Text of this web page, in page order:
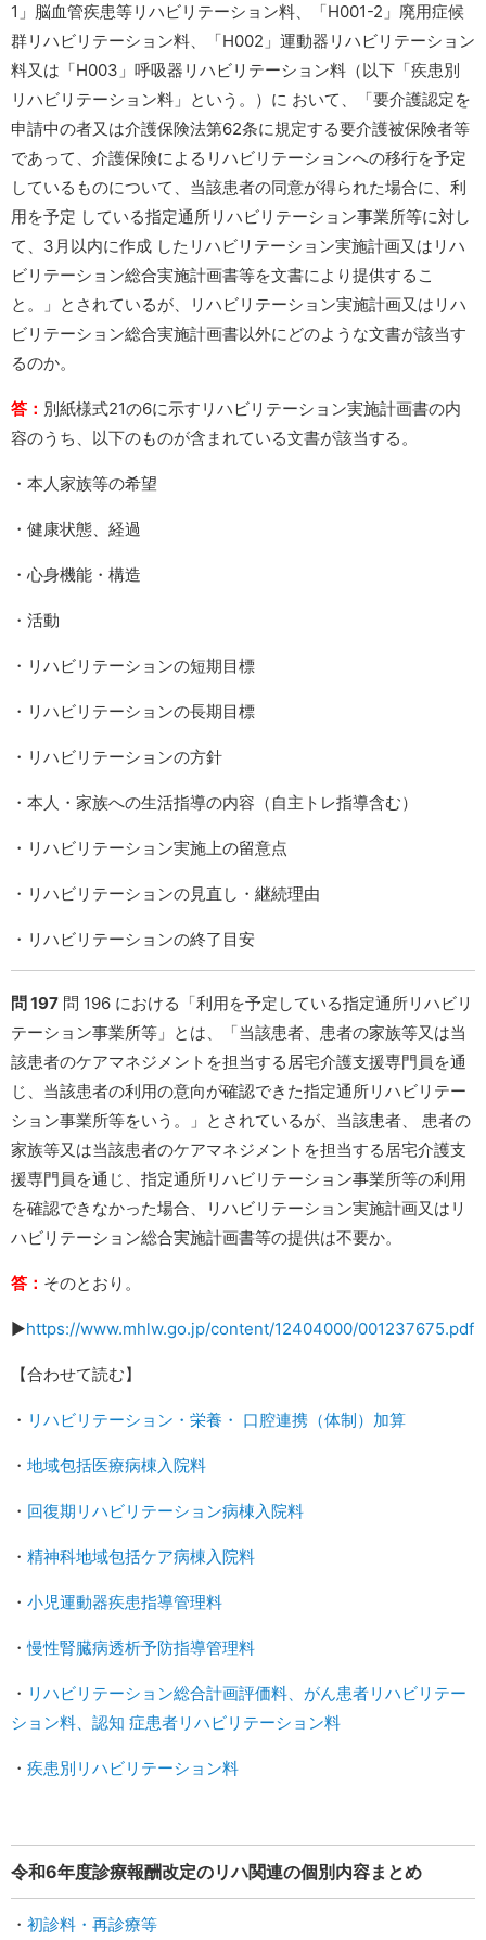
1」脳血管疾患等リハビリテーション料、「H001-2」廃用症候
群リハビリテーション料、「H002」運動器リハビリテーション
料又は「H003」呼吸器リハビリテーション料（以下「疾患別
リハビリテーション料」という。）に おいて、「要介護認定を
申請中の者又は介護保険法第62条に規定する要介護被保険者等
であって、介護保険によるリハビリテーションへの移行を予定
しているものについて、当該患者の同意が得られた場合に、利
用を予定 している指定通所リハビリテーション事業所等に対し
て、3月以内に作成 したリハビリテーション実施計画又はリハ
ビリテーション総合実施計画書等を文書により提供するこ
と。」とされているが、リハビリテーション実施計画又はリハ
ビリテーション総合実施計画書以外にどのような文書が該当す
るのか。
答： 別紙様式21の6に示すリハビリテーション実施計画書の内
容のうち、以下のものが含まれている文書が該当する。
・本人家族等の希望
・健康状態、経過
・心身機能・構造
・活動
・リハビリテーションの短期目標
・リハビリテーションの長期目標
・リハビリテーションの方針
・本人・家族への生活指導の内容（自主トレ指導含む）
・リハビリテーション実施上の留意点
・リハビリテーションの見直し・継続理由
・リハビリテーションの終了目安
問 197 問 196 における「利用を予定している指定通所リハビリ
テーション事業所等」とは、「当該患者、患者の家族等又は当
該患者のケアマネジメントを担当する居宅介護支援専門員を通
じ、当該患者の利用の意向が確認できた指定通所リハビリテー
ション事業所等をいう。」とされているが、当該患者、 患者の
家族等又は当該患者のケアマネジメントを担当する居宅介護支
援専門員を通じ、指定通所リハビリテーション事業所等の利用
を確認できなかった場合、リハビリテーション実施計画又はリ
ハビリテーション総合実施計画書等の提供は不要か。
答： そのとおり。
▶︎https://www.mhlw.go.jp/content/12404000/001237675.pdf
【合わせて読む】
・ リハビリテーション・栄養・ 口腔連携（体制）加算
・ 地域包括医療病棟入院料
・ 回復期リハビリテーション病棟入院料
・ 精神科地域包括ケア病棟入院料
・ 小児運動器疾患指導管理料
・慢性腎臓病透析予防指導管理料
・ リハビリテーション総合計画評価料、がん患者リハビリテー
ション料、認知 症患者リハビリテーション料
・ 疾患別リハビリテーション料
令和6年度診療報酬改定のリハ関連の個別内容まとめ
・ 初診料・再診療等